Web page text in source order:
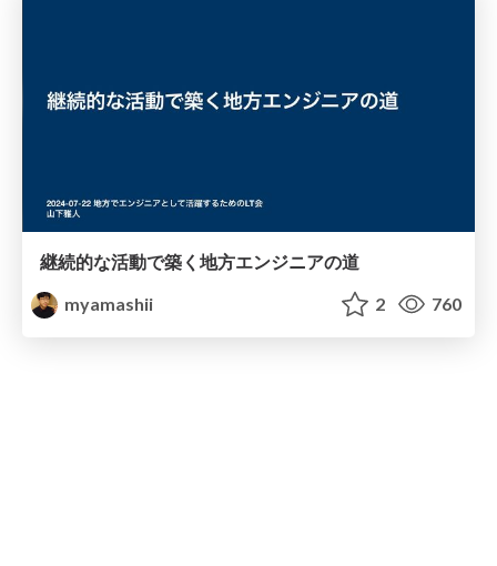
継続的な活動で築く地方エンジニアの道
myamashii
2 760